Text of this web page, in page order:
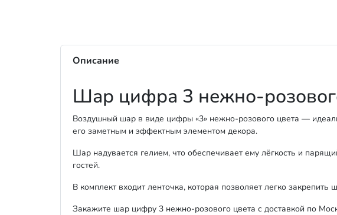
Описание
Шар цифра 3 нежно-
Воздушный шар в виде цифры «3» нежно-розового цвета —
его заметным и эффектным элементом декора.
Шар надувается гелием, что обеспечивает ему лёгкость и
гостей.
В комплект входит ленточка, которая позволяет легко
Закажите шар цифру 3 нежно-розового цвета с доставкой по